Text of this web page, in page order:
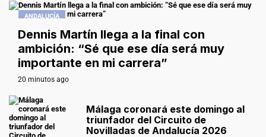
ANDALUCÍA
Dennis Martín llega a la final con
ambición: “Sé que ese día será muy
importante en mi carrera”
20 minutos ago
Málaga coronará este domingo al
triunfador del Circuito de
Novilladas de Andalucía 2026